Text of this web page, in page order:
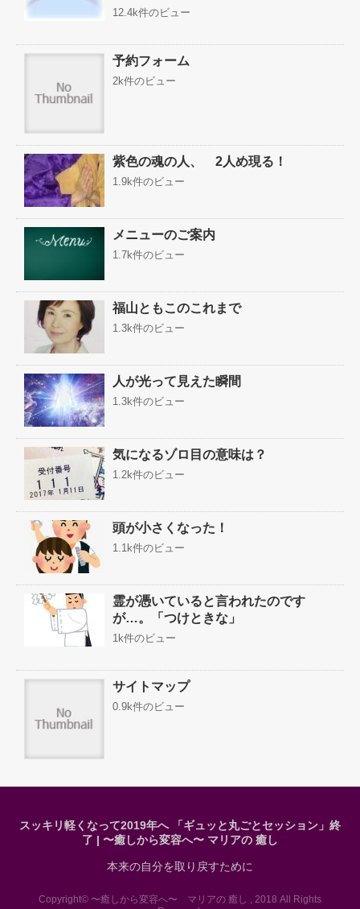
12.4k件のビュー
予約フォーム
2k件のビュー
紫色の魂の人、 2人め現る！
1.9k件のビュー
メニューのご案内
1.7k件のビュー
福山ともこのこれまで
1.3k件のビュー
人が光って見えた瞬間
1.3k件のビュー
気になるゾロ目の意味は？
1.2k件のビュー
頭が小さくなった！
1.1k件のビュー
霊が憑いていると言われたのです
が…。「つけときな」
1k件のビュー
サイトマップ
0.9k件のビュー
スッキリ軽くなって2019年へ 「ギュッと丸ごとセッション」終
了 | 〜癒しから変容へ〜 マリアの 癒し
本来の自分を取り戻すために
Copyright© 〜癒しから変容へ〜 マリアの 癒し , 2018 All Rights